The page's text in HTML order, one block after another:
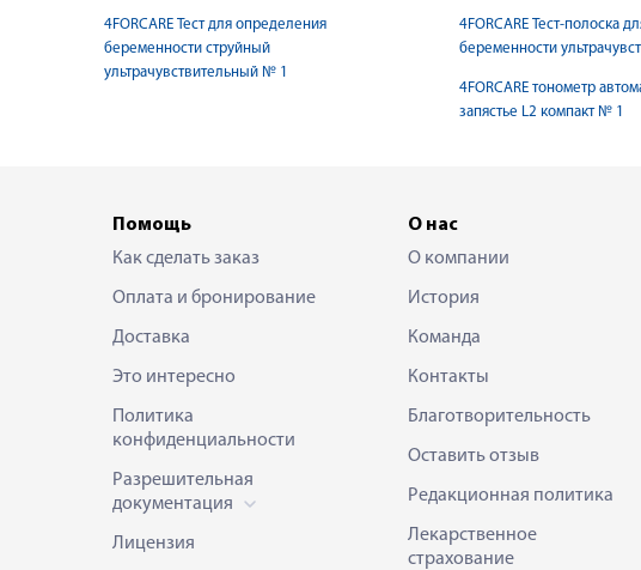
4FORCARE Тест для определения
беременности струйный
ультрачувствительный № 1
4FORCARE Тест-полоска
беременности
4FORCARE тонометр
запястье L2 компакт № 1
Помощь
Как сделать заказ
Оплата и бронирование
Доставка
Это интересно
Политика
конфиденциальности
Разрешительная
документация
Лицензия
О нас
О компании
История
Команда
Контакты
Благотворительность
Оставить отзыв
Редакционная политика
Лекарственное
страхование